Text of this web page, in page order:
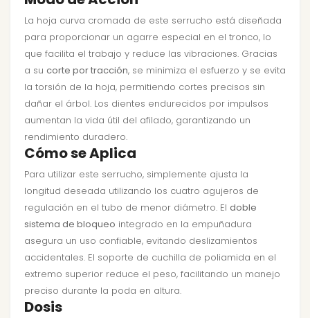
La hoja curva cromada de este serrucho está diseñada
para proporcionar un agarre especial en el tronco, lo
que facilita el trabajo y reduce las vibraciones. Gracias
a su corte por tracción, se minimiza el esfuerzo y se evita
la torsión de la hoja, permitiendo cortes precisos sin
dañar el árbol. Los dientes endurecidos por impulsos
aumentan la vida útil del afilado, garantizando un
rendimiento duradero.
Cómo se Aplica
Para utilizar este serrucho, simplemente ajusta la
longitud deseada utilizando los cuatro agujeros de
regulación en el tubo de menor diámetro. El doble
sistema de bloqueo integrado en la empuñadura
asegura un uso confiable, evitando deslizamientos
accidentales. El soporte de cuchilla de poliamida en el
extremo superior reduce el peso, facilitando un manejo
preciso durante la poda en altura.
Dosis